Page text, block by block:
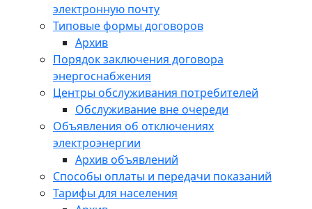
электронную почту
Типовые формы договоров
Архив
Порядок заключения договора
энергоснабжения
Центры обслуживания потребителей
Обслуживание вне очереди
Объявления об отключениях
электроэнергии
Архив объявлений
Способы оплаты и передачи показаний
Тарифы для населения